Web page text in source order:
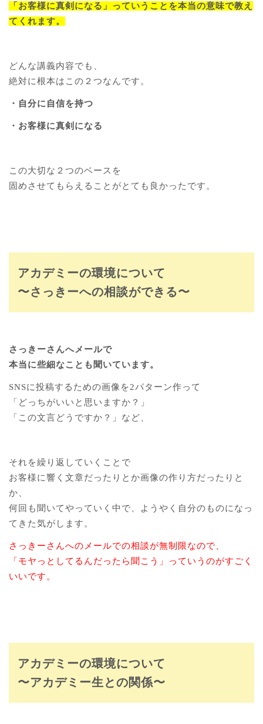
「お客様に真剣になる」っていうことを本当の意味で教え
てくれます。
どんな講義内容でも、
絶対に根本はこの２つなんです。
・自分に自信を持つ
・お客様に真剣になる
この大切な２つのベースを
固めさせてもらえることがとても良かったです。
アカデミーの環境について
〜さっきーへの相談ができる〜
さっきーさんへメールで
本当に些細なことも聞いています。
SNSに投稿するための画像を2パターン作って
「どっちがいいと思いますか？」
「この文言どうですか？」など、
それを繰り返していくことで
お客様に響く文章だったりとか画像の作り方だったりと
か、
何回も聞いてやっていく中で、ようやく自分のものになっ
てきた気がします。
さっきーさんへのメールでの相談が無制限なので、
「モヤっとしてるんだったら聞こう」っていうのがすごく
いいです。
アカデミーの環境について
〜アカデミー生との関係〜